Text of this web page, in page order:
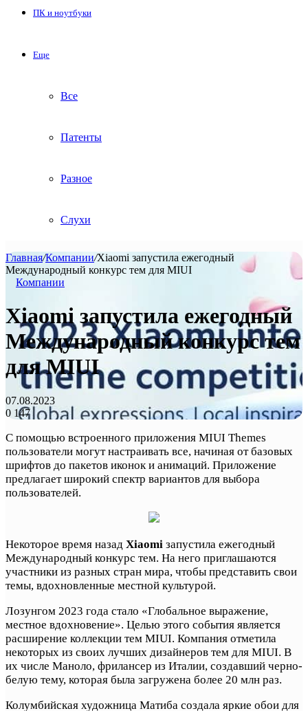
ПК и ноутбуки
Еще
Все
Патенты
Разное
Слухи
Главная/Компании/Xiaomi запустила ежегодный
Международный конкурс тем для MIUI
Компании
Xiaomi запустила ежегодный
Международный конкурс тем
для MIUI
07.08.2023
0 147
С помощью встроенного приложения MIUI Themes
пользователи могут настраивать все, начиная от базовых
шрифтов до пакетов иконок и анимаций. Приложение
предлагает широкий спектр вариантов для выбора
пользователей.
Некоторое время назад Xiaomi запустила ежегодный
Международный конкурс тем. На него приглашаются
участники из разных стран мира, чтобы представить свои
темы, вдохновленные местной культурой.
Лозунгом 2023 года стало «Глобальное выражение,
местное вдохновение». Целью этого события является
расширение коллекции тем MIUI. Компания отметила
некоторых из своих лучших дизайнеров тем для MIUI. В
их числе Маноло, фрилансер из Италии, создавший черно-
белую тему, которая была загружена более 20 млн раз.
Колумбийская художница Матиба создала яркие обои для